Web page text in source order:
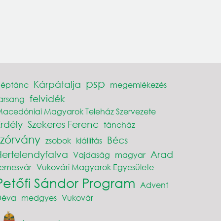
Kárpátalja psp megemlékezés
felvidék
Magyarok Teleház Szervezete
Szekeres Ferenc táncház
zsobok kiállítás Bécs
Vajdaság magyar Arad
Vukovári Magyarok Egyesülete
Sándor Program Advent
medgyes Vukovár